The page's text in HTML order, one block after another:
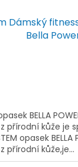
Dámský
Bella
BELLA
přírodní kůže je
opasek
přírodní kůže,je...